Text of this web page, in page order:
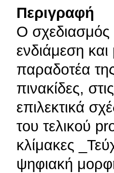
Περιγραφή
Ο σχεδιασμός
ενδιάμεση
παραδοτέα
πινακίδες,
επιλεκτικά
του τελικού
κλίμακες
ψηφιακή